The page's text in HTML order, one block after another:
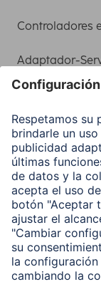
Controladores
Adaptador-
Clientes online
Conviértete en
Compañía
Historia de la
Hama en todo